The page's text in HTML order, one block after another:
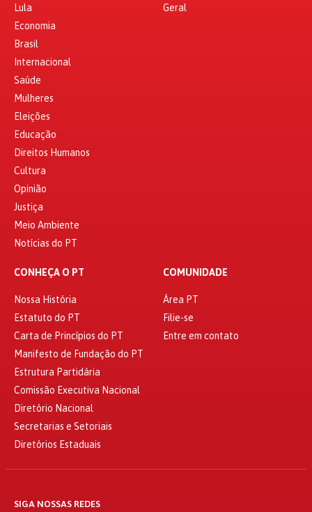
Lula
Economia
Brasil
Internacional
Saúde
Mulheres
Eleições
Educação
Direitos Humanos
Cultura
Opinião
Justiça
Meio Ambiente
Notícias do PT
Geral
CONHEÇA O PT
Nossa História
Estatuto do PT
Carta de Princípios do PT
Manifesto de Fundação do PT
Estrutura Partidária
Comissão Executiva Nacional
Diretório Nacional
Secretarias e Setoriais
Diretórios Estaduais
COMUNIDADE
Área PT
Filie-se
Entre em contato
SIGA NOSSAS REDES